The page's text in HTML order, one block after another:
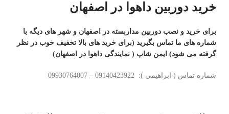
خرید دوربین داهوا در اصفهان
برای خرید و نصب دوربین مداربسته در اصفهان و شهر های دیگه با
شماره های ما تماس بگیرید (برای خرید های بالا تخفیف خوب در نظر
گرفته می شود) ایمن شاپ ( نمایندگی داهوا در اصفهان)
شماره تماس ( ابراهیمی ): 09140423922 – 09930764007